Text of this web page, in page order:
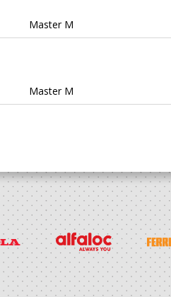
Master M
Master M
Of.Mesa Clube
Dirigente Nac.
Master M